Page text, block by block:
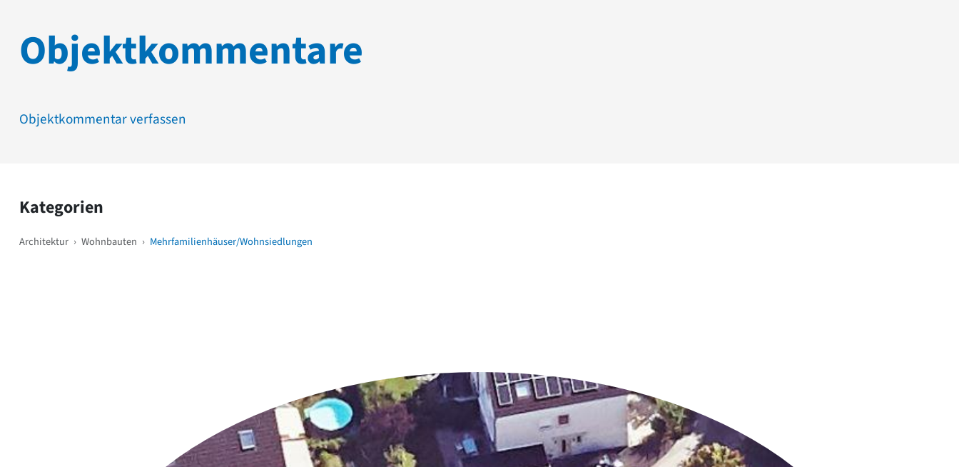
Objektkommentare
Objektkommentar verfassen
Kategorien
Architektur › Wohnbauten › Mehrfamilienhäuser/Wohnsiedlungen